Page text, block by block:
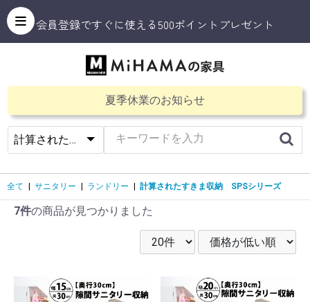
会員登録ですぐに使える500ポイントプレゼント
夏季休業のお知らせ
全て | サニタリー | ランドリー | 計算されたすきま収納 SPSシリーズ
7件の商品が見つかりました